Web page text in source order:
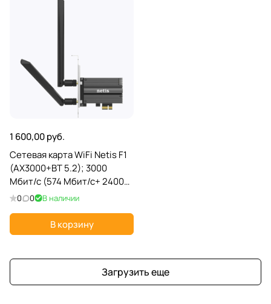
1 600,00 руб.
Сетевая карта WiFi Netis F1
(AX3000+BT 5.2); 3000
Мбит/с (574 Мбит/с+ 2400
Мбит/с); 2 ant; PCI-E 1x
0 0 В наличии
В корзину
Загрузить еще